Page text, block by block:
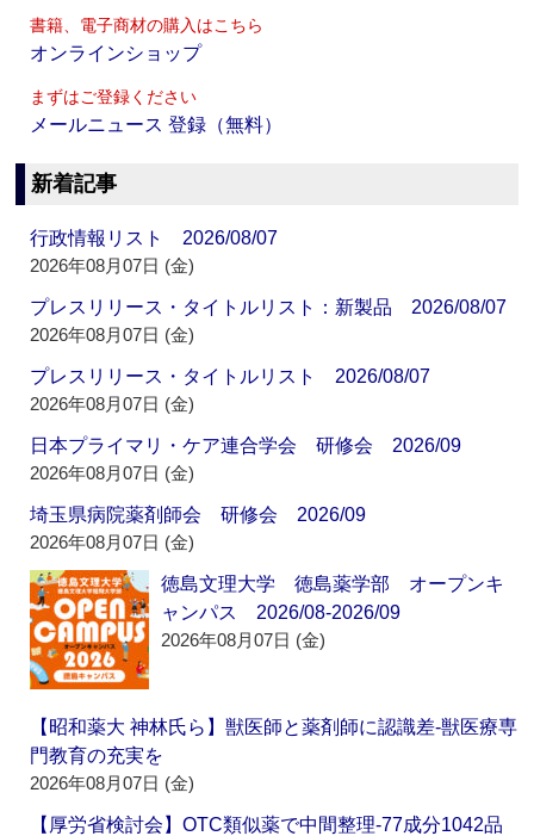
書籍、電子商材の購入はこちら
オンラインショップ
まずはご登録ください
メールニュース 登録（無料）
新着記事
行政情報リスト 2026/08/07
2026年08月07日 (金)
プレスリリース・タイトルリスト：新製品 2026/08/07
2026年08月07日 (金)
プレスリリース・タイトルリスト 2026/08/07
2026年08月07日 (金)
日本プライマリ・ケア連合学会 研修会 2026/09
2026年08月07日 (金)
埼玉県病院薬剤師会 研修会 2026/09
2026年08月07日 (金)
徳島文理大学 徳島薬学部 オープンキ
ャンパス 2026/08-2026/09
2026年08月07日 (金)
【昭和薬大 神林氏ら】獣医師と薬剤師に認識差‐獣医療専
門教育の充実を
2026年08月07日 (金)
【厚労省検討会】OTC類似薬で中間整理‐77成分1042品